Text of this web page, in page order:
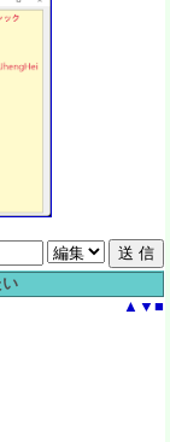
▲ ▼ ■